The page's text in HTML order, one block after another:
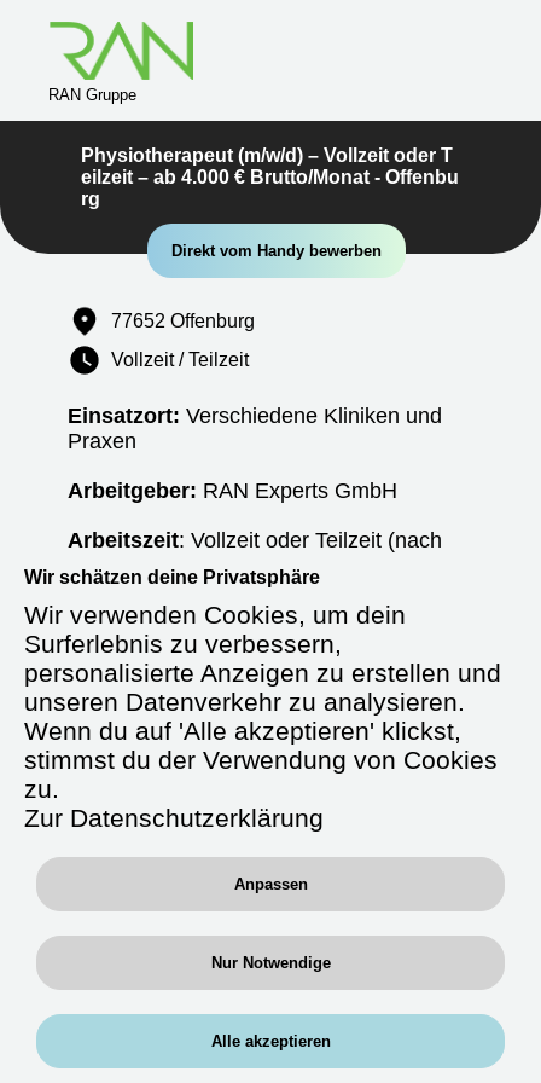
RAN Gruppe
Physiotherapeut (m/w/d) – Vollzeit oder T
eilzeit – ab 4.000 € Brutto/Monat - Offenbu
rg
Direkt vom Handy bewerben
77652 Offenburg
Vollzeit / Teilzeit
Einsatzort: Verschiedene Kliniken und
Praxen
Arbeitgeber: RAN Experts GmbH
Arbeitszeit: Vollzeit oder Teilzeit (nach
Absprache)
Starttermin:Ab sofort oder nach
Vereinbarung
Anstellungsart: Unbefristet
Gehalt:Ab 4.000 € brutto/Monat +
Verpflegungsgeld
Zusatzleistungen:
Weiterbildung, betriebliche Altersvorsorge
RAN Experts GmbH
spezialisierter medizinischer
Wir schätzen deine Privatsphäre
Wir verwenden Cookies, um dein
Surferlebnis zu verbessern,
personalisierte Anzeigen zu erstellen und
unseren Datenverkehr zu analysieren.
Wenn du auf 'Alle akzeptieren' klickst,
stimmst du der Verwendung von Cookies
zu.
Zur Datenschutzerklärung
Anpassen
Nur Notwendige
Alle akzeptieren